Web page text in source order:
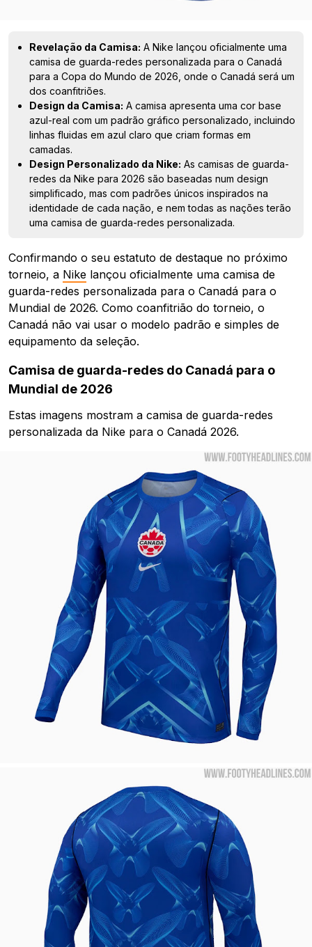
Revelação da Camisa: A Nike lançou oficialmente uma
camisa de guarda-redes personalizada para o Canadá
para a Copa do Mundo de 2026, onde o Canadá será um
dos coanfitriões.
Design da Camisa: A camisa apresenta uma cor base
azul-real com um padrão gráfico personalizado, incluindo
linhas fluidas em azul claro que criam formas em
camadas.
Design Personalizado da Nike: As camisas de guarda-
redes da Nike para 2026 são baseadas num design
simplificado, mas com padrões únicos inspirados na
identidade de cada nação, e nem todas as nações terão
uma camisa de guarda-redes personalizada.
Confirmando o seu estatuto de destaque no próximo
torneio, a Nike lançou oficialmente uma camisa de
guarda-redes personalizada para o Canadá para o
Mundial de 2026. Como coanfitrião do torneio, o
Canadá não vai usar o modelo padrão e simples de
equipamento da seleção.
Camisa de guarda-redes do Canadá para o
Mundial de 2026
Estas imagens mostram a camisa de guarda-redes
personalizada da Nike para o Canadá 2026.